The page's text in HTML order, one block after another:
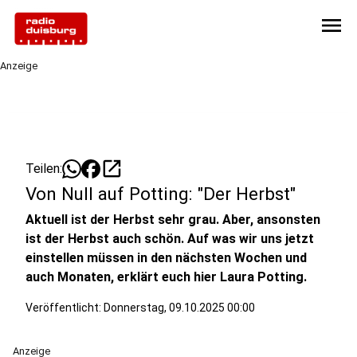
menu
Anzeige
Teilen: open_in_new
Von Null auf Potting: "Der Herbst"
Aktuell ist der Herbst sehr grau. Aber, ansonsten
ist der Herbst auch schön. Auf was wir uns jetzt
einstellen müssen in den nächsten Wochen und
auch Monaten, erklärt euch hier Laura Potting.
Veröffentlicht: Donnerstag, 09.10.2025 00:00
Anzeige